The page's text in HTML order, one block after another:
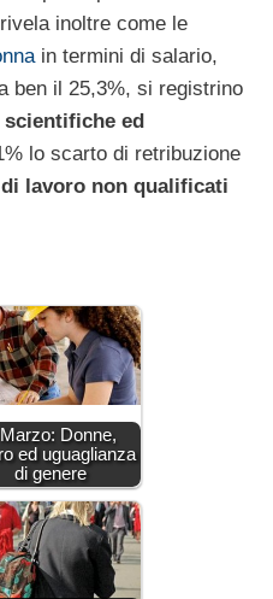
inoltre come le
in termini di salario,
ben il 25,3%, si registrino
ed
lo scarto di retribuzione
lavoro non qualificati
Donne,
ed uguaglianza
di genere